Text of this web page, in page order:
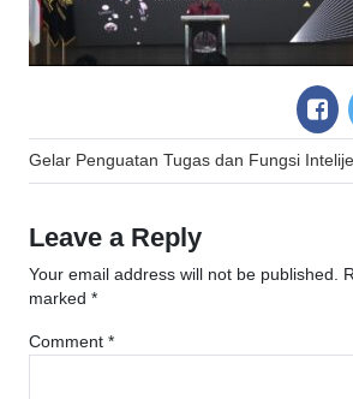
Post
navigation
Gelar Penguatan Tugas dan Fungsi
Leave a Reply
Your email address will not be published.
marked *
Comment *